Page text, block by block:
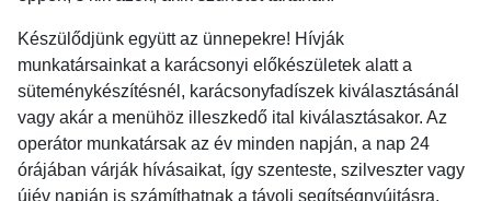
Készülődjünk együtt az ünnepekre! Hívják
munkatársainkat a karácsonyi előkészületek alatt a
süteménykészítésnél, karácsonyfadíszek kiválasztásánál
vagy akár a menühöz illeszkedő ital kiválasztásakor. Az
operátor munkatársak az év minden napján, a nap 24
órájában várják hívásaikat, így szenteste, szilveszter vagy
újév napján is számíthatnak a távoli segítségnyújtásra.